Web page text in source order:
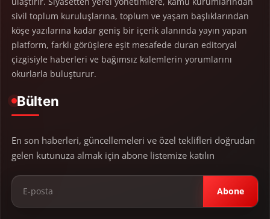
sivil toplum kuruluşlarına, toplum ve yaşam başlıklarından
köşe yazılarına kadar geniş bir içerik alanında yayın yapan
platform, farklı görüşlere eşit mesafede duran editoryal
çizgisiyle haberleri ve bağımsız kalemlerin yorumlarını
okurlarla buluşturur.
Bülten
En son haberleri, güncellemeleri ve özel teklifleri doğrudan
gelen kutunuza almak için abone listemize katılın
Abone